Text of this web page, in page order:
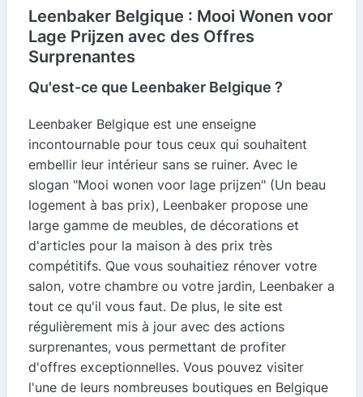
Leenbaker Belgique : Mooi Wonen voor
Lage Prijzen avec des Offres
Surprenantes
Qu'est-ce que Leenbaker Belgique ?
Leenbaker Belgique est une enseigne
incontournable pour tous ceux qui souhaitent
embellir leur intérieur sans se ruiner. Avec le
slogan "Mooi wonen voor lage prijzen" (Un beau
logement à bas prix), Leenbaker propose une
large gamme de meubles, de décorations et
d'articles pour la maison à des prix très
compétitifs. Que vous souhaitiez rénover votre
salon, votre chambre ou votre jardin, Leenbaker a
tout ce qu'il vous faut. De plus, le site est
régulièrement mis à jour avec des actions
surprenantes, vous permettant de profiter
d'offres exceptionnelles. Vous pouvez visiter
l'une de leurs nombreuses boutiques en Belgique